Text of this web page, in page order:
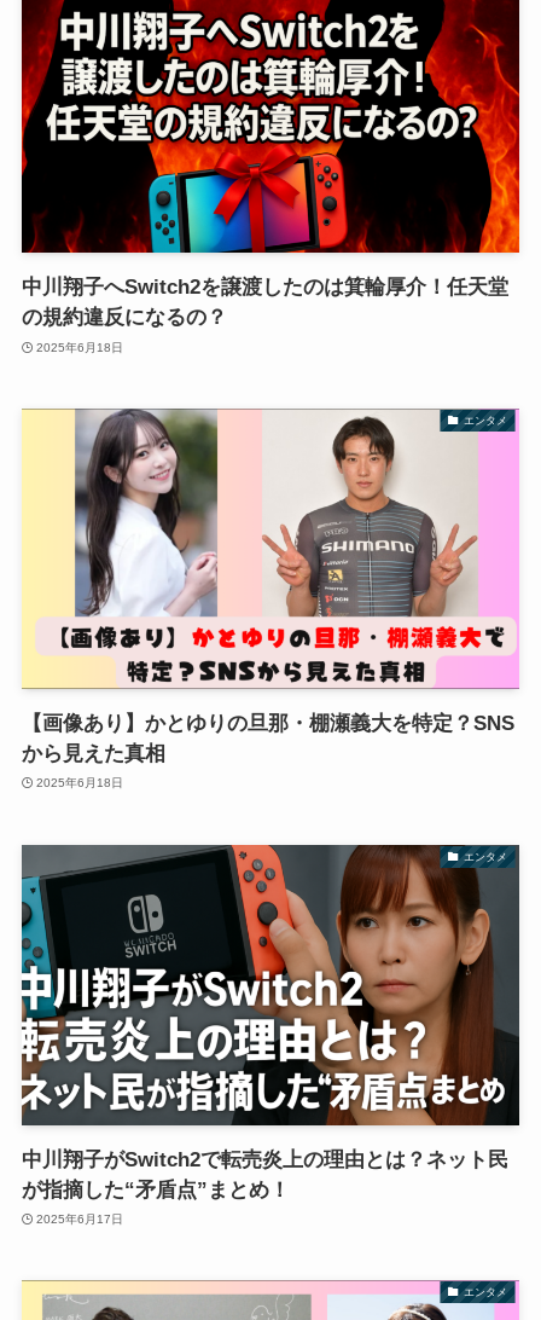
中川翔子へSwitch2を譲渡したのは箕輪厚介！任天堂
の規約違反になるの？
2025年6月18日
エンタメ
【画像あり】かとゆりの旦那・棚瀬義大を特定？SNS
から見えた真相
2025年6月18日
エンタメ
中川翔子がSwitch2で転売炎上の理由とは？ネット民
が指摘した“矛盾点”まとめ！
2025年6月17日
エンタメ